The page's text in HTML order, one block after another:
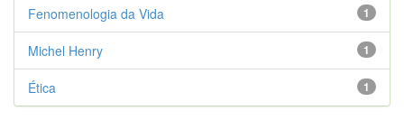
1
Fenomenologia da Vida
1
Michel Henry
1
Ética